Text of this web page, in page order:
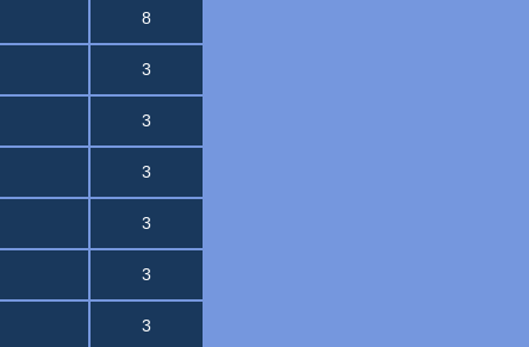
8
3
3
3
3
3
3